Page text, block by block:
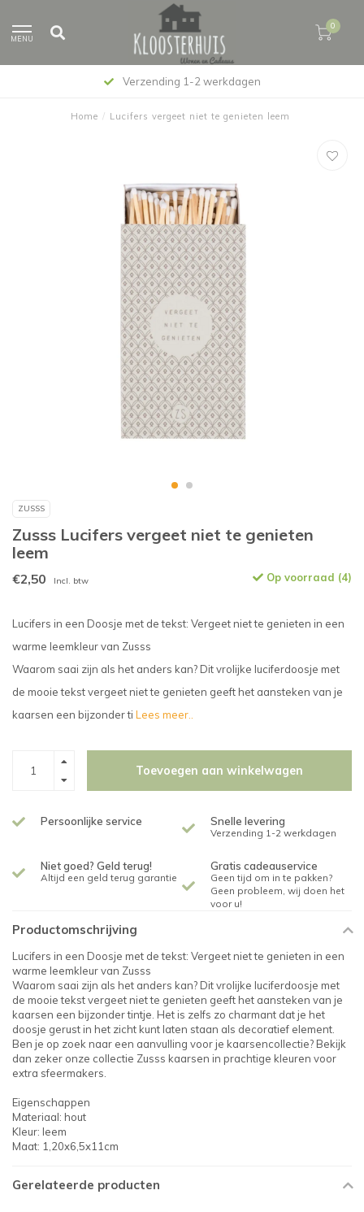
MENU
0
Verzending 1-2 werkdagen
Home / Lucifers vergeet niet te genieten leem
ZUSSS
Zusss Lucifers vergeet niet te genieten
leem
€2,50 Incl. btw Op voorraad (4)
Lucifers in een Doosje met de tekst: Vergeet niet te genieten in een
warme leemkleur van Zusss
Waarom saai zijn als het anders kan? Dit vrolijke luciferdoosje met
de mooie tekst vergeet niet te genieten geeft het aansteken van je
kaarsen een bijzonder ti Lees meer..
Toevoegen aan winkelwagen
Persoonlijke service Snelle levering
Verzending 1-2 werkdagen
Niet goed? Geld terug!
Altijd een geld terug garantie
Gratis cadeauservice
Geen tijd om in te pakken?
Geen probleem, wij doen het
voor u!
Productomschrijving
Lucifers in een Doosje met de tekst: Vergeet niet te genieten in een
warme leemkleur van Zusss
Waarom saai zijn als het anders kan? Dit vrolijke luciferdoosje met
de mooie tekst vergeet niet te genieten geeft het aansteken van je
kaarsen een bijzonder tintje. Het is zelfs zo charmant dat je het
doosje gerust in het zicht kunt laten staan als decoratief element.
Ben je op zoek naar een aanvulling voor je kaarsencollectie? Bekijk
dan zeker onze collectie Zusss kaarsen in prachtige kleuren voor
extra sfeermakers.
Eigenschappen
Materiaal: hout
Kleur: leem
Maat: 1,20x6,5x11cm
Gerelateerde producten